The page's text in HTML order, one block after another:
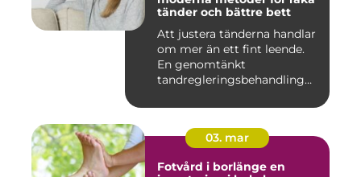
tänder och bättre bett
Att justera tänderna handlar
om mer än ett fint leende.
En genomtänkt
tandregleringsbehandling
03. mar
Fotvård i borlänge en